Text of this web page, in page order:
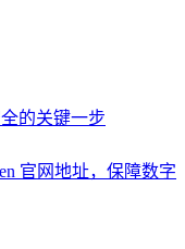
的关键一步
官网地址，保障数字